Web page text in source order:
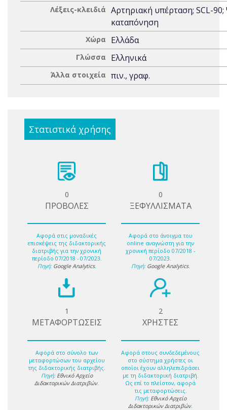
Λέξεις-κλειδιά Αρτηριακή υπέρταση; SCL-
καταπόνηση
Χώρα Ελλάδα
Γλώσσα Ελληνικά
Άλλα στοιχεία πιν., γραφ.
Στατιστικά χρήσης
0
ΠΡΟΒΟΛΕΣ
Αφορά στις μοναδικές
επισκέψεις της διδακτορικής
διατριβής για την χρονική
περίοδο 07/2018 - 07/2023.
Πηγή: Google Analytics.
0
ΞΕΦΥΛΛΙΣΜΑΤΑ
Αφορά στο άνοιγμα του
online αναγνώστη για την
χρονική περίοδο 07/2018 -
07/2023.
Πηγή: Google Analytics.
1
ΜΕΤΑΦΟΡΤΩΣΕΙΣ
Αφορά στο σύνολο των
μεταφορτώσων του αρχείου
της διδακτορικής διατριβής.
Πηγή: Εθνικό Αρχείο
Διδακτορικών Διατριβών.
2
ΧΡΗΣΤΕΣ
Αφορά στους συνδεδεμένους
στο σύστημα χρήστες οι
οποίοι έχουν αλληλεπιδράσει
με τη διδακτορική διατριβή.
Ως επί το πλείστον, αφορά
τις μεταφορτώσεις.
Πηγή: Εθνικό Αρχείο
Διδακτορικών Διατριβών.